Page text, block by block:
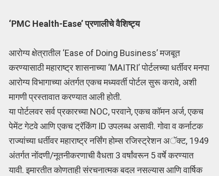
‘PMC Health-Ease’ प्रणालीचे वैशिष्ट्य
आरोग्य क्षेत्रातील ‘Ease of Doing Business’ मजबूत
करण्यासाठी महाराष्ट्र शासनाच्या ‘MAITRI’ पोर्टलच्या धर्तीवर मनपा
आरोग्य विभागाच्या अंतर्गत एकच मध्यवर्ती पोर्टल सुरू करावे, अशी
मागणी प्रस्तावात करण्यात आली होती.
या पोर्टलवर सर्व प्रकारच्या NOC, परवाने, एकच कॉमन अर्ज, एकच
पेमेंट गेटवे आणि एकच ट्रॅकिंग ID उपलब्ध असावी. गोवा व कर्नाटक
राज्यांच्या धर्तीवर महाराष्ट्र नर्सिंग होम्स रजिस्ट्रेशन अॅक्ट, 1949
अंतर्गत नोंदणी/नूतनीकरणाची वैधता 3 वर्षांवरून 5 वर्षे करण्यात
यावी. इमारतीत कोणताही संरचनात्मक बदल नसल्यास आणि वार्षिक